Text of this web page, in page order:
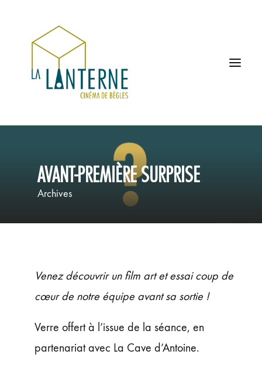
LES HORAIRES
JEUNE PUBLIC ET ADOS
AVANT-PREMIÈRE SURPRISE
Archives
Venez découvrir un film art et essai coup de
cœur de notre équipe avant sa sortie !
Verre offert à l’issue de la séance, en
partenariat avec La Cave d’Antoine.